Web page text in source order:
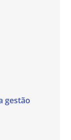
gestão